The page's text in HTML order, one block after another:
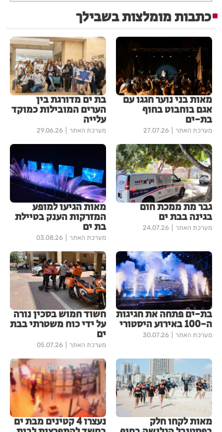
כתבות מומלצות בשבילך
מאות בני נוער חגגו עם
אגם בוחבוט בחוף
בת-ים
מערכת האתר 27.07.26
בת ים מדורגת בין
הערים המובילות כמוקד
עלייה
מערכת האתר 29.06.26
גבר מת ממכת חום
בגינה בבת ים
מערכת האתר 24.07.26
מאות הגיעו למופע
המזרקות הענק בטיילת
בת ים
מערכת האתר 03.08.26
בת-ים פתחה את חגיגות
ה-100 באירוע היסטורי
מערכת האתר 30.07.26
חשוד חמוש בסכין נורה
על ידי כוח משטרתי בבת
ים
מערכת האתר 05.07.26
מאות לקחו חלק נעצרו 4 קטינים מבת ים